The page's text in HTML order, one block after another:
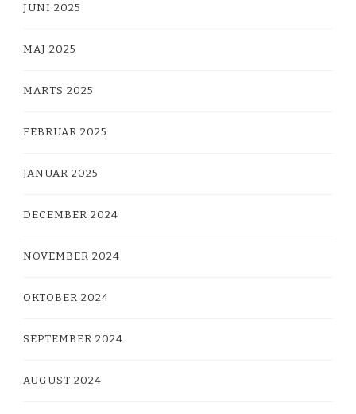
JUNI 2025
MAJ 2025
MARTS 2025
FEBRUAR 2025
JANUAR 2025
DECEMBER 2024
NOVEMBER 2024
OKTOBER 2024
SEPTEMBER 2024
AUGUST 2024